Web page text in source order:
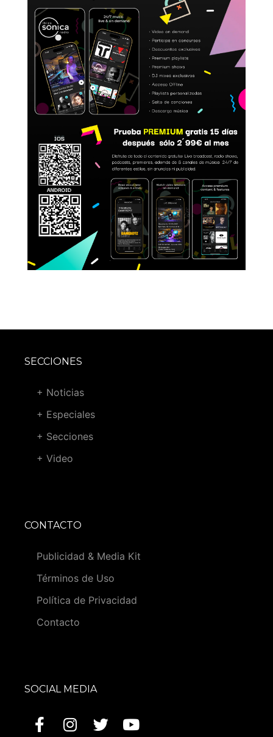
SECCIONES
+ Noticias
+ Especiales
+ Secciones
+ Video
CONTACTO
Publicidad & Media Kit
Términos de Uso
Política de Privacidad
Contacto
SOCIAL MEDIA